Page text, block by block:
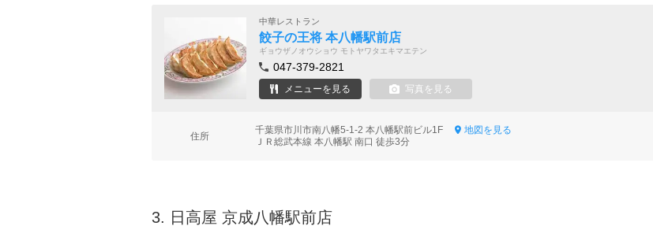
中華レストラン
餃子の王将 本八幡駅前店
ギョウザノオウショウ モトヤワタエキマエテン
047-379-2821
メニューを見る 写真を見る
住所
千葉県市川市南八幡5-1-2 本八幡駅前ビル1F
地図を見る
ＪＲ総武本線 本八幡駅 南口 徒歩3分
3. 日高屋 京成八幡駅前店